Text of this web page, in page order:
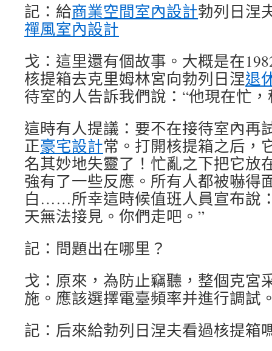
記：給商業空間室內設計勃列日涅
禪風室內設計
戈：這里還有個故事。大概是在
核提箱去克里姆林宮向勃列日涅退
待室的人告訴我們說：“他現在忙
這時有人提議：要不在接待室內再
正豪宅設計常。打開核提箱之后，
名其妙地失靈了！忙亂之下把它放
強有了一些反應。所有人都被嚇得
白……所幸這時候值班人員宣布說
天無法接見。你們走吧。”
記：問題出在哪里？
戈：原來，為防止竊聽，整個克宮
施。應該選擇電臺頻率并進行調試
記：后來給勃列日涅夫看過核提箱